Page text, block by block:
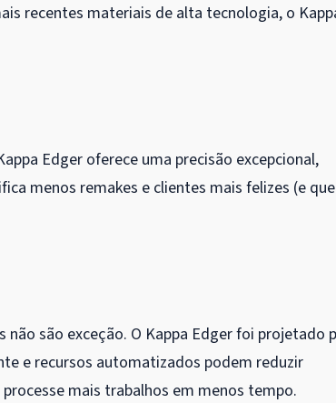
recentes materiais de alta tecnologia, o
Edger oferece uma precisão excepcional,
menos remakes e clientes mais felizes (e
são exceção. O Kappa Edger foi projetado
e recursos automatizados podem reduzir
mais trabalhos em menos tempo.